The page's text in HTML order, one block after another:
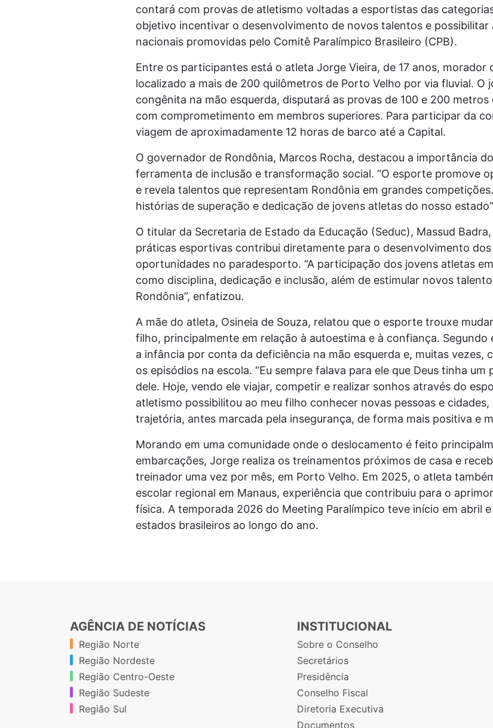
contará com provas de atletismo voltadas a esportistas das
objetivo incentivar o desenvolvimento de novos talentos e possibilitar
nacionais promovidas pelo Comitê Paralímpico Brasileiro (CPB).
Entre os participantes está o atleta Jorge Vieira, de 17 anos, morador
localizado a mais de 200 quilômetros de Porto Velho por via fluvial. O
congênita na mão esquerda, disputará as provas de 100 e 200
com comprometimento em membros superiores. Para participar da
viagem de aproximadamente 12 horas de barco até a Capital.
O governador de Rondônia, Marcos Rocha, destacou a importância
ferramenta de inclusão e transformação social. “O esporte promove
e revela talentos que representam Rondônia em grandes
histórias de superação e dedicação de jovens atletas do nosso
O titular da Secretaria de Estado da Educação (Seduc), Massud
práticas esportivas contribui diretamente para o desenvolvimento
oportunidades no paradesporto. “A participação dos jovens atletas
como disciplina, dedicação e inclusão, além de estimular novos
Rondônia”, enfatizou.
A mãe do atleta, Osineia de Souza, relatou que o esporte trouxe
filho, principalmente em relação à autoestima e à confiança.
a infância por conta da deficiência na mão esquerda e, muitas vezes,
os episódios na escola. “Eu sempre falava para ele que Deus tinha
dele. Hoje, vendo ele viajar, competir e realizar sonhos através do
atletismo possibilitou ao meu filho conhecer novas pessoas e
trajetória, antes marcada pela insegurança, de forma mais positiva e
Morando em uma comunidade onde o deslocamento é feito
embarcações, Jorge realiza os treinamentos próximos de casa e
treinador uma vez por mês, em Porto Velho. Em 2025, o atleta
escolar regional em Manaus, experiência que contribuiu para o
física. A temporada 2026 do Meeting Paralímpico teve início em abril
estados brasileiros ao longo do ano.
AGÊNCIA DE NOTÍCIAS
Região Norte
Região Nordeste
Região Centro-Oeste
Região Sudeste
Região Sul
INSTITUCIONAL
Sobre o Conselho
Secretários
Presidência
Conselho Fiscal
Diretoria Executiva
Documentos